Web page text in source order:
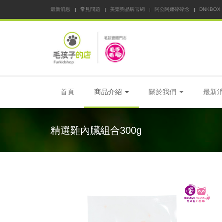
最新消息 常見問題 美樂狗品牌官網 阿公阿嬤碎碎念 DNKBOX
首頁 商品介紹 關於我們 最新
精選雞內臟組合300g